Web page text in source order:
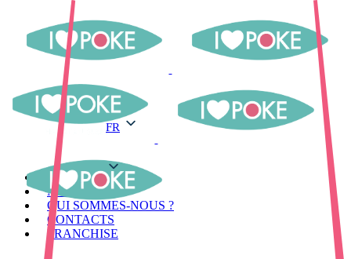
FR
MENU
MAGASINS
QUI SOMMES-NOUS ?
CONTACTS
FRANCHISE